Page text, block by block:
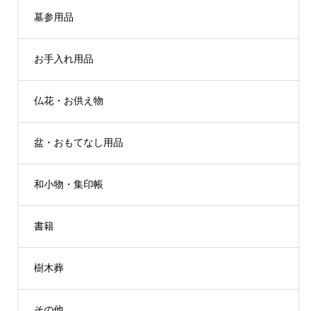
墓参用品
お手入れ用品
仏花・お供え物
盆・おもてなし用品
和小物・集印帳
書籍
樹木葬